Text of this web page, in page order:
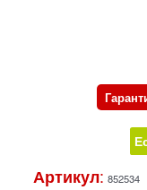
Артикул: 852534